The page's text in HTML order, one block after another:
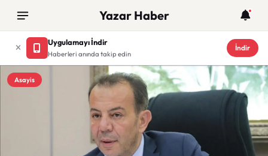
Yazar Haber
Uygulamayı İndir
Haberleri anında takip edin
İndir
Asayis